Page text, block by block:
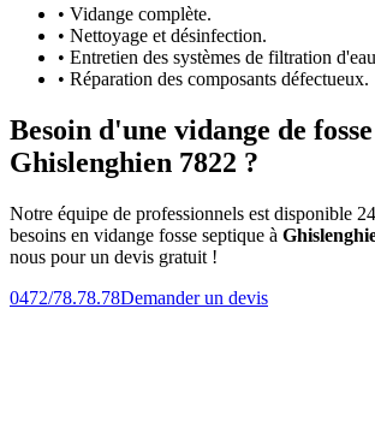
• Vidange complète.
• Nettoyage et désinfection.
• Entretien des systèmes de filtration
• Réparation des composants défectueux.
Besoin d'une vidange de
Ghislenghien 7822 ?
Notre équipe de professionnels est disponible
besoins en vidange fosse septique à
nous pour un devis gratuit !
0472/78.78.78Demander un devis